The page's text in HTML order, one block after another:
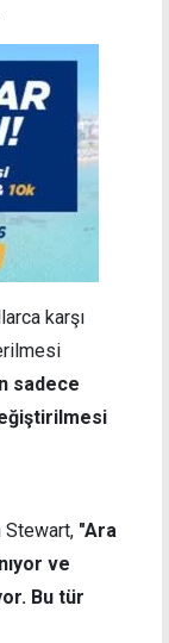
karşı
sadece
Stewart, "Ara
ve
Bu tür